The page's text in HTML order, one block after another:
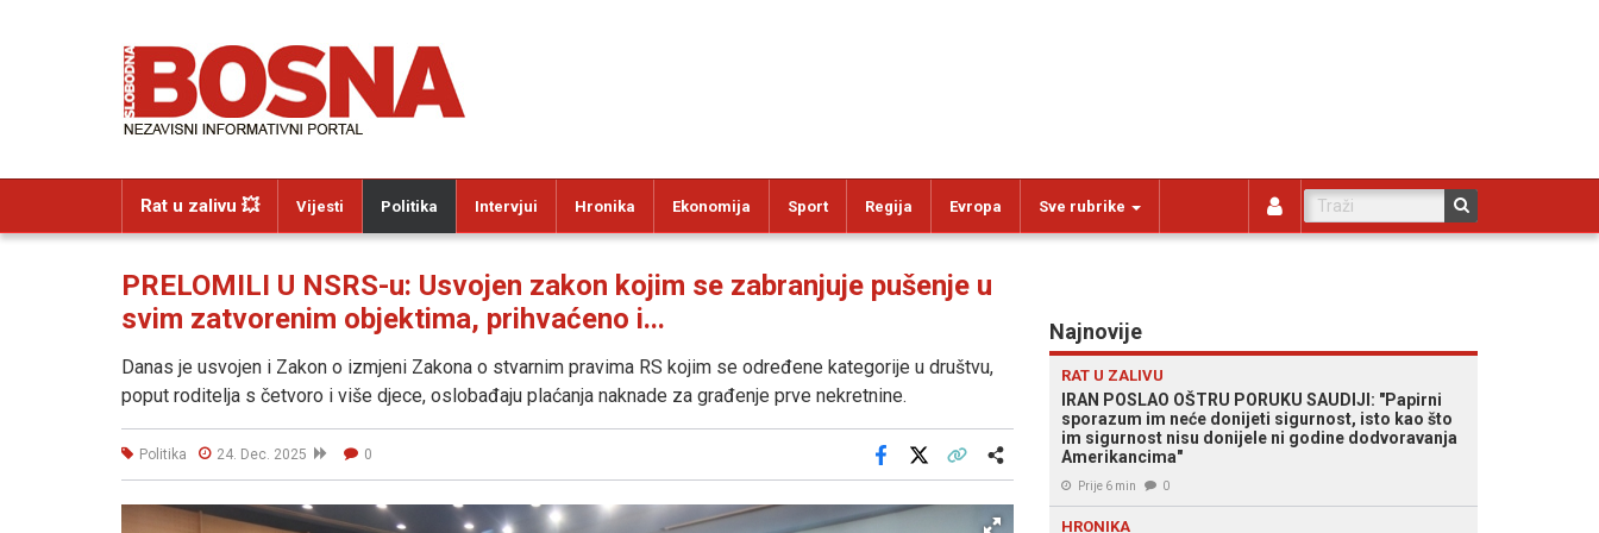
Rat u zalivu 💥 Vijesti Politika Intervjui Hronika Ekonomija Sport Regija Evropa Sve rubrike
PRELOMILI U NSRS-u: Usvojen zakon kojim se zabranjuje pušenje u
svim zatvorenim objektima, prihvaćeno i...
Danas je usvojen i Zakon o izmjeni Zakona o stvarnim pravima RS kojim se određene kategorije u društvu,
poput roditelja s četvoro i više djece, oslobađaju plaćanja naknade za građenje prve nekretnine.
Politika 24. Dec. 2025 0
Facebook
Najnovije
RAT U ZALIVU
IRAN POSLAO OŠTRU PORUKU SAUDIJI: "Papirni
sporazum im neće donijeti sigurnost, isto kao što
im sigurnost nisu donijele ni godine dodvoravanja
Amerikancima"
Prije 6 min 0
HRONIKA